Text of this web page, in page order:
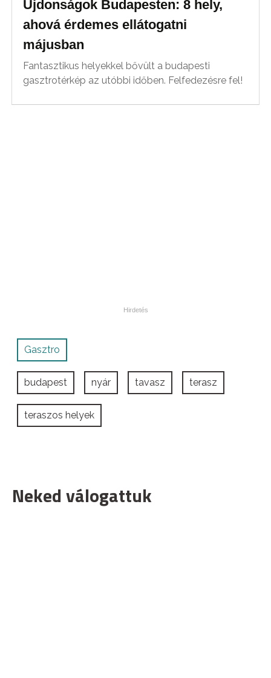
Újdonságok Budapesten: 8 hely,
ahová érdemes ellátogatni
májusban
Fantasztikus helyekkel bővült a budapesti
gasztrotérkép az utóbbi időben. Felfedezésre fel!
Gasztro
budapest nyár tavasz terasz
teraszos helyek
Neked válogattuk